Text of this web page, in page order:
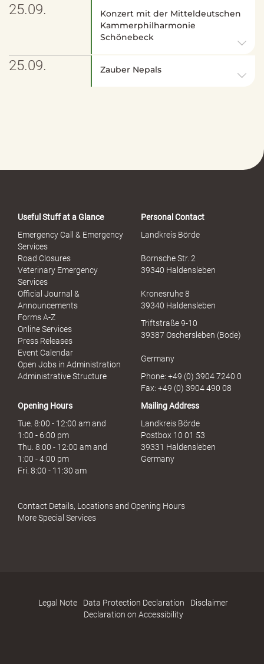
25.09.
Konzert mit der Mitteldeutschen
Kammerphilharmonie
Schönebeck
25.09. Zauber Nepals
Useful Stuff at a Glance
Emergency Call & Emergency
Services
Road Closures
Veterinary Emergency
Services
Official Journal &
Announcements
Forms A-Z
Online Services
Press Releases
Event Calendar
Open Jobs in Administration
Administrative Structure
Personal Contact
Landkreis Börde
Bornsche Str. 2
39340 Haldensleben
Kronesruhe 8
39340 Haldensleben
Triftstraße 9-10
39387 Oschersleben (Bode)
Germany
Phone: +49 (0) 3904 7240 0
Fax: +49 (0) 3904 490 08
Opening Hours
Tue. 8:00 - 12:00 am and
1:00 - 6:00 pm
Thu. 8:00 - 12:00 am and
1:00 - 4:00 pm
Fri. 8:00 - 11:30 am
Mailing Address
Landkreis Börde
Postbox 10 01 53
39331 Haldensleben
Germany
Contact Details, Locations and Opening Hours
More Special Services
Legal Note Data Protection Declaration
Disclaimer
Declaration on Accessibility